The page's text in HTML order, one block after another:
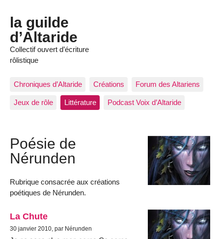
la guilde
d’Altaride
Collectif ouvert d’écriture
rôlistique
Chroniques d’Altaride Créations Forum des Altariens
Jeux de rôle Littérature Podcast Voix d’Altaride
Poésie de
Nérunden
Rubrique consacrée aux créations
poétiques de Nérunden.
La Chute
30 janvier 2010, par Nérunden